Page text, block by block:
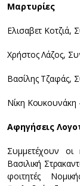
Μαρτυρίες
Ελισαβετ Κοτζιά,
Χρήστος Λάζος,
Βασίλης Τζαφάς,
Νίκη
Αφηγήσεις
Συμμετέχουν οι
Βασιλική
φοιτητές